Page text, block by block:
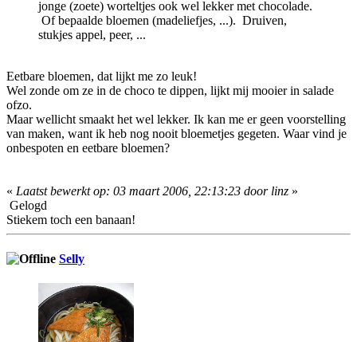
jonge (zoete) worteltjes ook wel lekker met chocolade.
Of bepaalde bloemen (madeliefjes, ...). Druiven,
stukjes appel, peer, ...
Eetbare bloemen, dat lijkt me zo leuk!
Wel zonde om ze in de choco te dippen, lijkt mij mooier in salade
ofzo.
Maar wellicht smaakt het wel lekker. Ik kan me er geen voorstelling
van maken, want ik heb nog nooit bloemetjes gegeten. Waar vind je
onbespoten en eetbare bloemen?
« Laatst bewerkt op: 03 maart 2006, 22:13:23 door linz »
Gelogd
Stiekem toch een banaan!
Selly